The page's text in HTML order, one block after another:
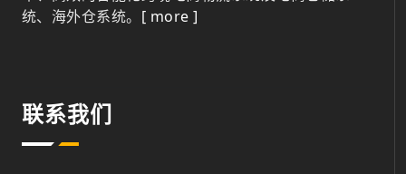
统、海外仓系统。 [ more ]
联系我们